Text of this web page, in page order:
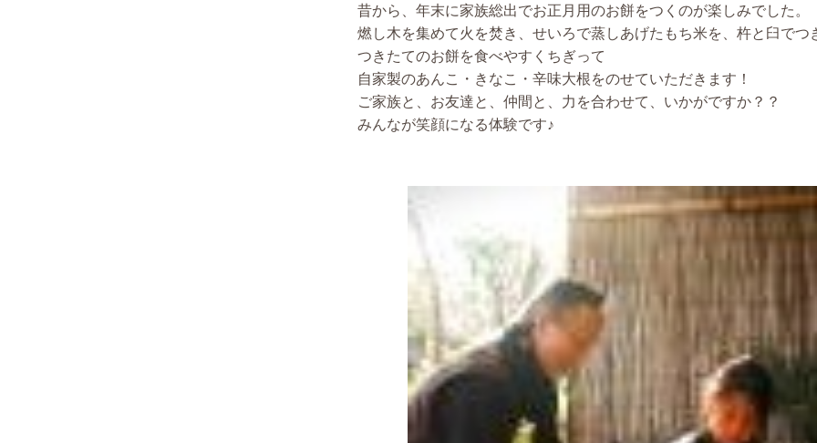
昔から、年末に家族総出でお正月用のお餅をつくのが楽しみでした。
燃し木を集めて火を焚き、せいろで蒸しあげたもち米を、杵と臼でつ
つきたてのお餅を食べやすくちぎって
自家製のあんこ・きなこ・辛味大根をのせていただきます！
ご家族と、お友達と、仲間と、力を合わせて、いかがですか？？
みんなが笑顔になる体験です♪